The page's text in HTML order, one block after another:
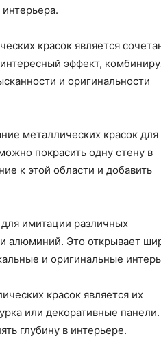
красок является
эффект,
и оригинальности
металлических красок для
покрасить одну стену в
к этой области и добавить
имитации различных
алюминий. Это открывает
и оригинальные
красок является их
или декоративные
глубину в интерьере.